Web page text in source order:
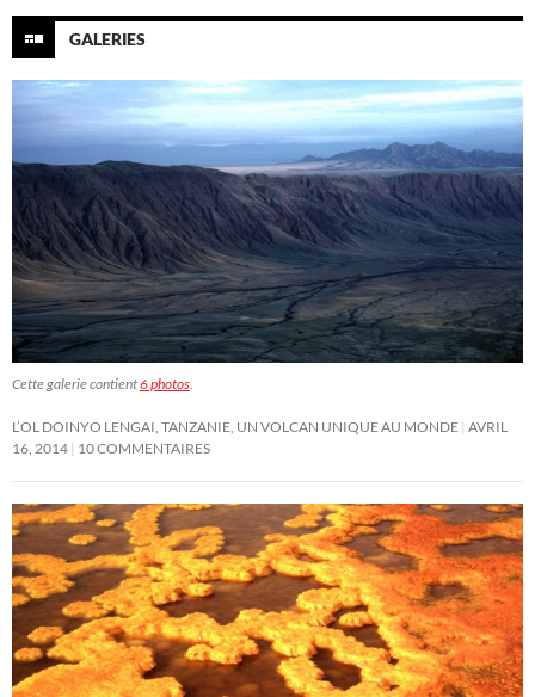
GALERIES
Cette galerie contient6 photos
L’OL DOINYO LENGAI, TANZANIE, UN VOLCAN UNIQUE AU MONDE AVRIL
16, 2014 10 COMMENTAIRES